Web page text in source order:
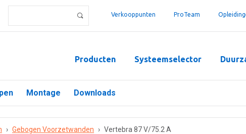
Verkooppunten ProTeam
Producten Systeemselector
Montage Downloads
› Gebogen Voorzetwanden › Vertebra 87 V/75.2 A